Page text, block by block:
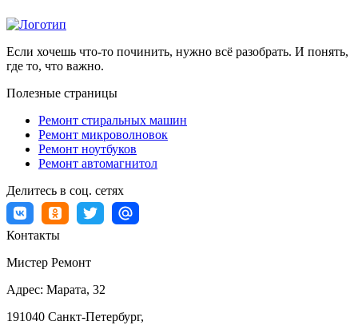
Если хочешь что-то починить, нужно всё разобрать. И понять,
где то, что важно.
Полезные страницы
Ремонт стиральных машин
Ремонт микроволновок
Ремонт ноутбуков
Ремонт автомагнитол
Делитесь в соц. сетях
Контакты
Мистер Ремонт
Адрес: Марата, 32
191040 Санкт-Петербург,